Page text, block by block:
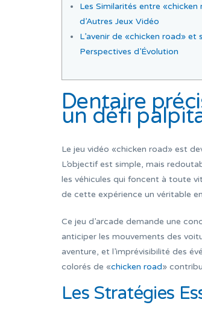
Les Similarités entre «chicken
d’Autres Jeux Vidéo
L’avenir de «chicken road» et
Perspectives d’Évolution
Dentaire
un défi
Le jeu vidéo «chicken road» est
L’objectif est simple, mais
les véhicules qui foncent à toute
de cette expérience un véritable
Ce jeu d’arcade demande une
anticiper les mouvements des
aventure, et l’imprévisibilité des
colorés de «chicken road»
Les Stratégies